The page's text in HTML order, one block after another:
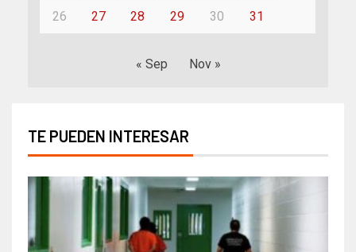
26 27 28 29 30 31
« Sep Nov »
TE PUEDEN INTERESAR